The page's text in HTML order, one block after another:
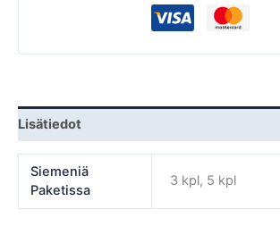
Lisätiedot
Siemeniä
Paketissa
3 kpl, 5 kpl